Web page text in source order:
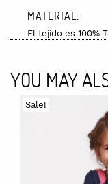
MATERIAL:
El tejido es 100%
3-4 años: Largo:
7-8 años: Largo:
Puedes lavar la
YOU MAY
Sale!